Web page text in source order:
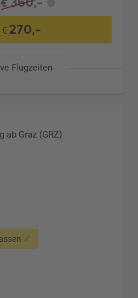
€
€ 270,-
Flugzeiten
ab Graz (GRZ)